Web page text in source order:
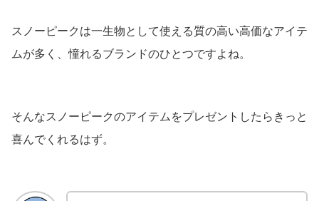
スノーピークは一生物として使える質の高い高価なアイテ
ムが多く、憧れるブランドのひとつですよね。
そんなスノーピークのアイテムをプレゼントしたらきっと
喜んでくれるはず。